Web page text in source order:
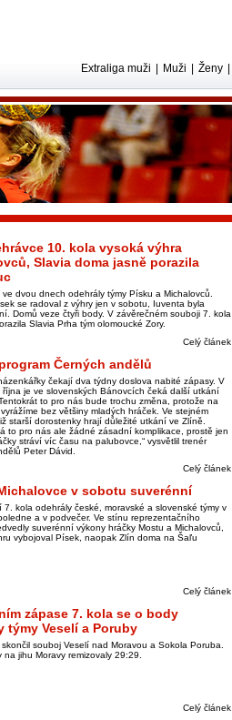
Extraliga muži Muži Ženy
10. kola vysoká výhra
Slavia doma jasně porazila
dvou dnech odehrály týmy Písku a Michalovců.
se radoval z výhry jen v sobotu, Iuventa byla
Domů veze čtyři body. V závěrečném souboji 7. kola
Slavia Prha tým olomoucké Zory.
Celý článek
Černých andělů
čekají dva týdny doslova nabité zápasy. V
je ve slovenských Bánovcích čeká další utkání
to pro nás bude trochu změna, protože na
bez většiny mladých hráček. Ve stejném
starší dorostenky hrají důležité utkání ve Zlíně.
to pro nás ale žádné zásadní komplikace, prostě jen
stráví víc času na palubovce,“ vysvětlil trenér
Peter Dávid.
Celý článek
v sobotu suverénní
7. kola odehrály české, moravské a slovenské týmy v
a v podvečer. Ve stínu reprezentačního
suverénní výkony hráčky Mostu a Michalovců,
vybojoval Písek, naopak Zlín doma na Šaľu
Celý článek
zápase 7. kola se o body
týmy Veselí a Poruby
souboj Veselí nad Moravou a Sokola Poruba.
na jihu Moravy remizovaly 29:29.
Celý článek